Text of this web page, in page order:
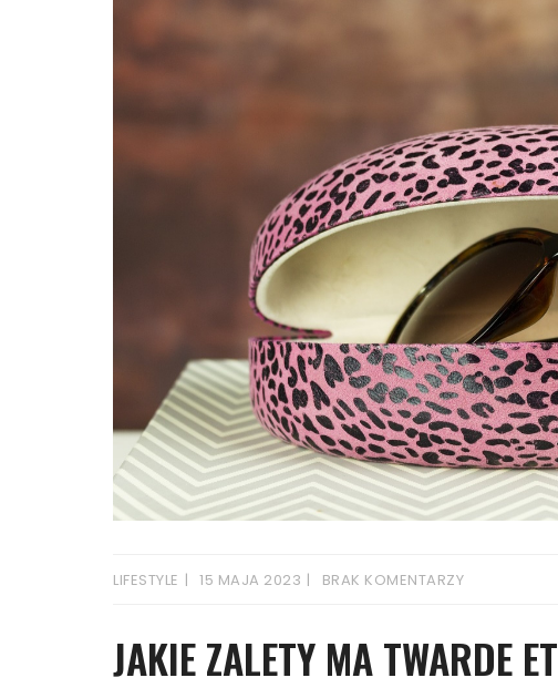
LIFESTYLE 15 MAJA 2023 BRAK KOMENTARZY
JAKIE ZALETY MA TWARDE